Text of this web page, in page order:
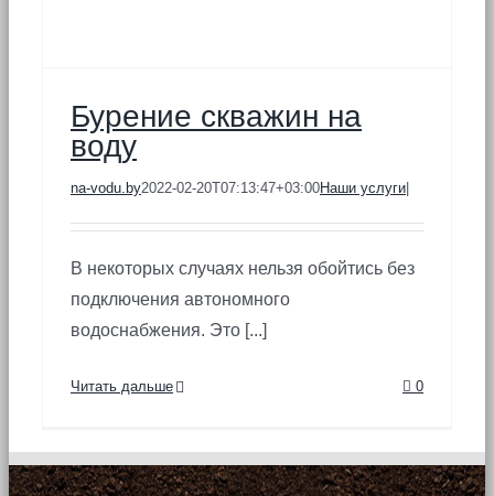
Бурение скважин на
воду
na-vodu.by2022-02-20T07:13:47+03:00Наши услуги
В некоторых случаях нельзя обойтись без
подключения автономного
водоснабжения. Это [...]
Читать дальше 0